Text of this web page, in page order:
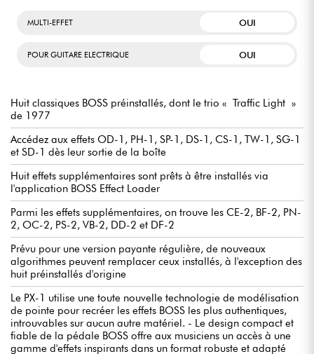
MULTI-EFFET OUI
POUR GUITARE ELECTRIQUE OUI
Huit classiques BOSS préinstallés, dont le trio « Traffic Light »
de 1977
Accédez aux effets OD-1, PH-1, SP-1, DS-1, CS-1, TW-1, SG-1
et SD-1 dès leur sortie de la boîte
Huit effets supplémentaires sont prêts à être installés via
l'application BOSS Effect Loader
Parmi les effets supplémentaires, on trouve les CE-2, BF-2, PN-
2, OC-2, PS-2, VB-2, DD-2 et DF-2
Prévu pour une version payante régulière, de nouveaux
algorithmes peuvent remplacer ceux installés, à l'exception des
huit préinstallés d'origine
Le PX-1 utilise une toute nouvelle technologie de modélisation
de pointe pour recréer les effets BOSS les plus authentiques,
introuvables sur aucun autre matériel. - Le design compact et
fiable de la pédale BOSS offre aux musiciens un accès à une
gamme d'effets inspirants dans un format robuste et adapté